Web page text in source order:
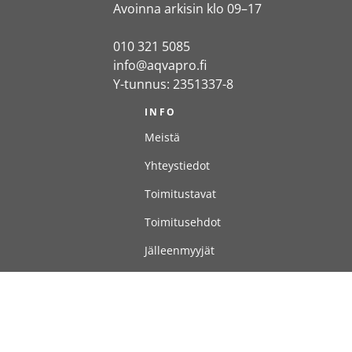
Avoinna arkisin klo 09–17
010 321 5085
info@aqvapro.fi
Y-tunnus: 2351337-8
INFO
Meistä
Yhteystiedot
Toimitustavat
Toimitusehdot
Jälleenmyyjät